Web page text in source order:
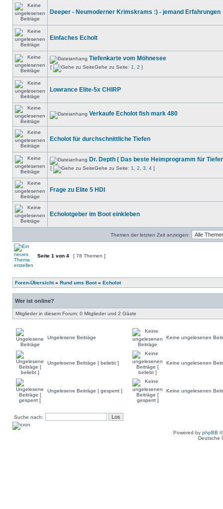
Deeper - Neumoderner Krimskrams :) - jemand Erfahrungen
Einfaches Echolt
Tiefenkarte vom Möhnesee
[ Gehe zu Seite: 1 2 ]
Lowrance Elite-5x CHIRP
Verkaufe Echolot fish mark 480
Echolot für durchschnittliche Tiefen
Dr. Depth ( Das beste Heimprogramm für
[ Gehe zu Seite: 1 2 3 4 ]
Frage zu Elite 5 HDI
Echolotgeber im Boot einkleben
Themen der letzten Zeit anzeigen:
Seite 1 von 4 [ 78 Themen ]
Foren-Übersicht» Rund ums Boot» Echolot
Wer ist online?
Mitglieder in diesem Forum: 0 Mitglieder und 2 Gäste
Ungelesene Beiträge Keine ungelesenen
Ungelesene Beiträge [ beliebt ] Keine ungelesenen
Ungelesene Beiträge [ gesperrt ] Keine ungelesenen
Suche nach:
Powered by phpBB
Deutsche